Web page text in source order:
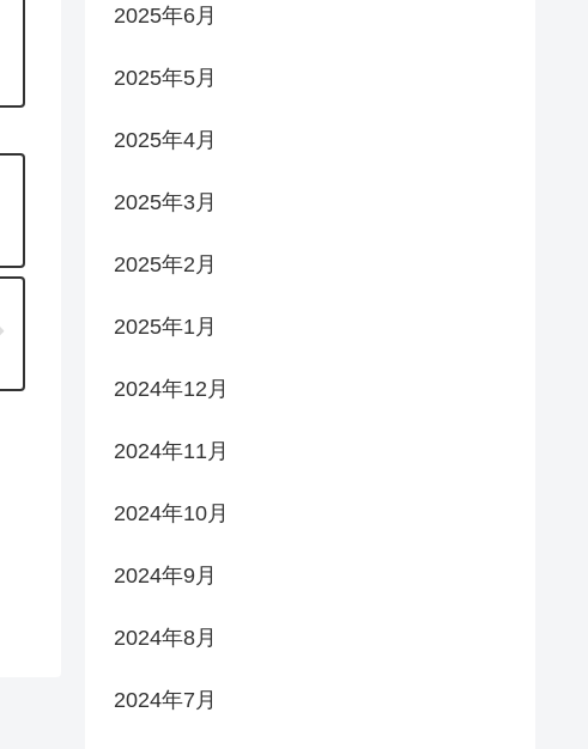
2025年6月
2025年5月
2025年4月
2025年3月
2025年2月
2025年1月
2024年12月
2024年11月
2024年10月
2024年9月
2024年8月
2024年7月